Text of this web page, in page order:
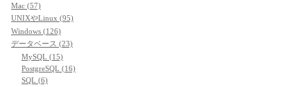
Mac (57)
UNIXやLinux (95)
Windows (126)
データベース (23)
MySQL (15)
PostgreSQL (16)
SQL (6)